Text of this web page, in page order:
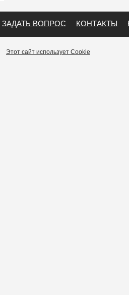
ЗАДАТЬ ВОПРОС КОНТАКТЫ
Этот сайт использует Cookie